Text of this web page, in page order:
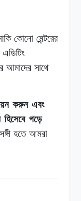
কোনো মেন্টরের
এডিটিং
আমাদের সাথে
করুন এবং
হিসেবে গড়ে
সঙ্গী হতে আমরা